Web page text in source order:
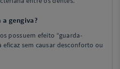
gengiva?
possuem efeito “guarda-
sem causar desconforto ou